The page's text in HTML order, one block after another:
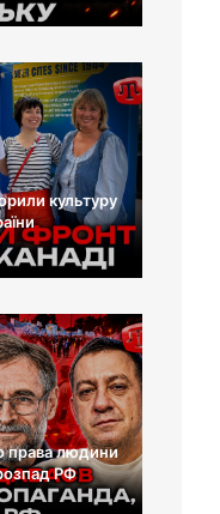
культуру
права людини
РФ